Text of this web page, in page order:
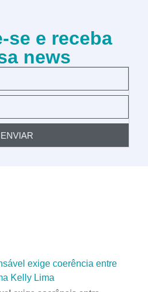
se e receba
news
ENVIAR